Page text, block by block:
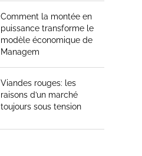
Comment la montée en
puissance transforme le
modèle économique de
Managem
Viandes rouges: les
raisons d’un marché
toujours sous tension